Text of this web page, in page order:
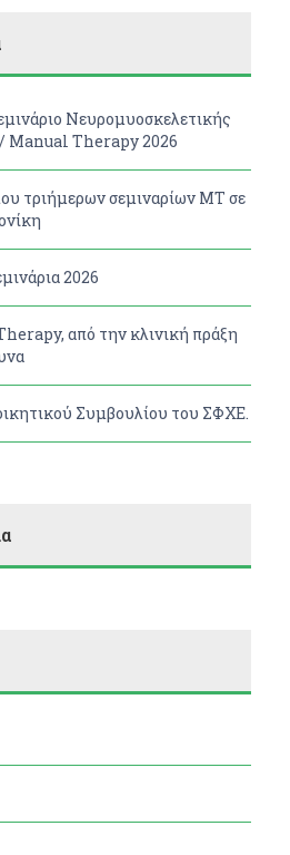
Νευρομυοσκελετικής
/ Manual Therapy 2026
τριήμερων σεμιναρίων MT σε
2026
από την κλινική πράξη
Συμβουλίου του ΣΦΧΕ.